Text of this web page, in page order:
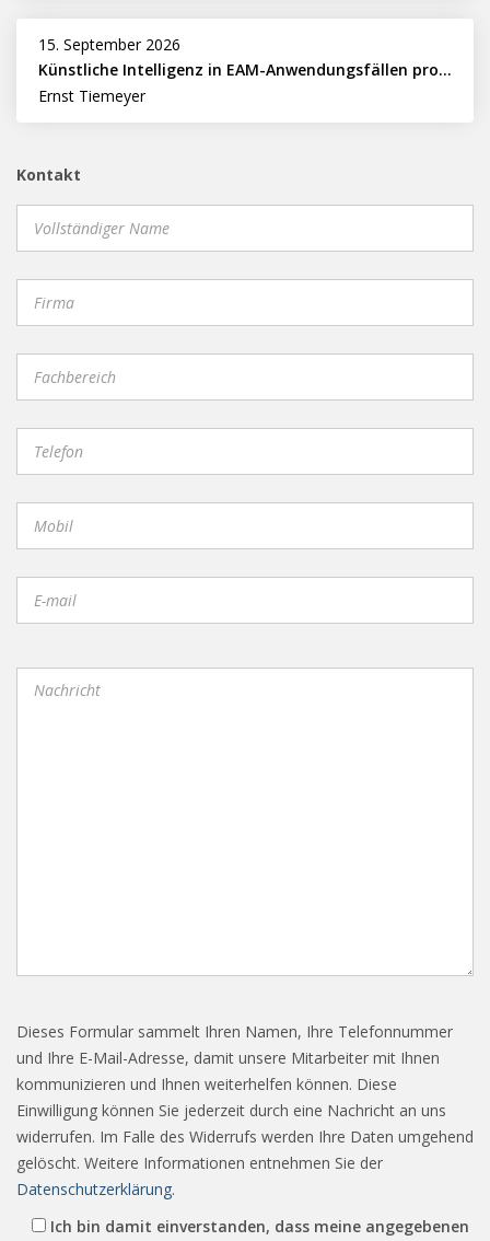
15. September 2026
Künstliche Intelligenz in EAM-Anwendungsfällen professionell nutzen
Ernst Tiemeyer
Kontakt
Dieses Formular sammelt Ihren Namen, Ihre Telefonnummer
und Ihre E-Mail-Adresse, damit unsere Mitarbeiter mit Ihnen
kommunizieren und Ihnen weiterhelfen können. Diese
Einwilligung können Sie jederzeit durch eine Nachricht an uns
widerrufen. Im Falle des Widerrufs werden Ihre Daten umgehend
gelöscht. Weitere Informationen entnehmen Sie der
Datenschutzerklärung.
Ich bin damit einverstanden, dass meine angegebenen